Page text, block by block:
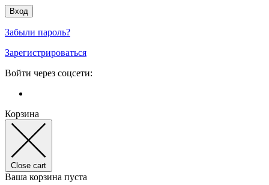
Забыли пароль?
Зарегистрироваться
Войти через соцсети:
Корзина
Close cart
Ваша корзина пуста